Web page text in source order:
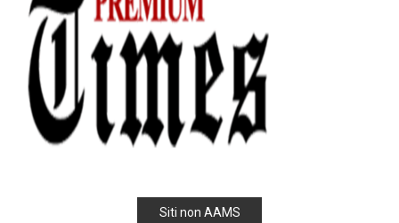
Siti non AAMS